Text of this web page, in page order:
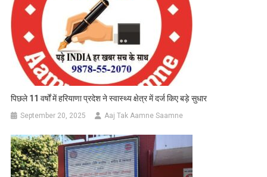
पिछले 11 वर्षों में हरियाणा प्रदेश ने स्वास्थ्य क्षेत्र में दर्ज किए बड़े सुधार
September 20, 2025 Aaj Tak Aamne Saamne